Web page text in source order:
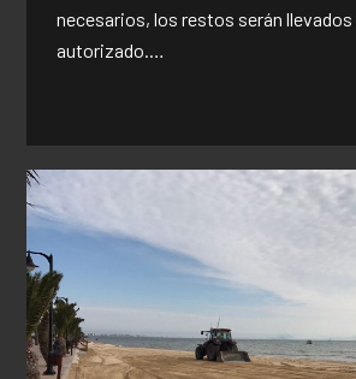
necesarios, los restos serán
autorizado.…